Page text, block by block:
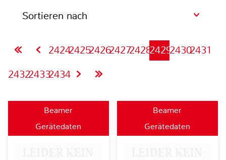
Sortieren nach
24242425242624272428242924302431
243224332434
Beamer
Gerätedaten
Beamer
Gerätedaten